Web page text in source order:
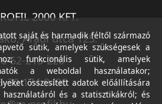
2000 KFT.
Aradi utca 125.
62-213-220
30-174-9490
saját és harmadik féltől származó
sütik, amelyek szükségesek a
funkcionális sütik, amelyek
a weboldal használatakor;
összesített adatok előállítására
használatáról és a statisztikákról; és